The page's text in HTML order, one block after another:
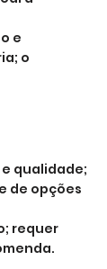
e
o
qualidade;
de opções
requer